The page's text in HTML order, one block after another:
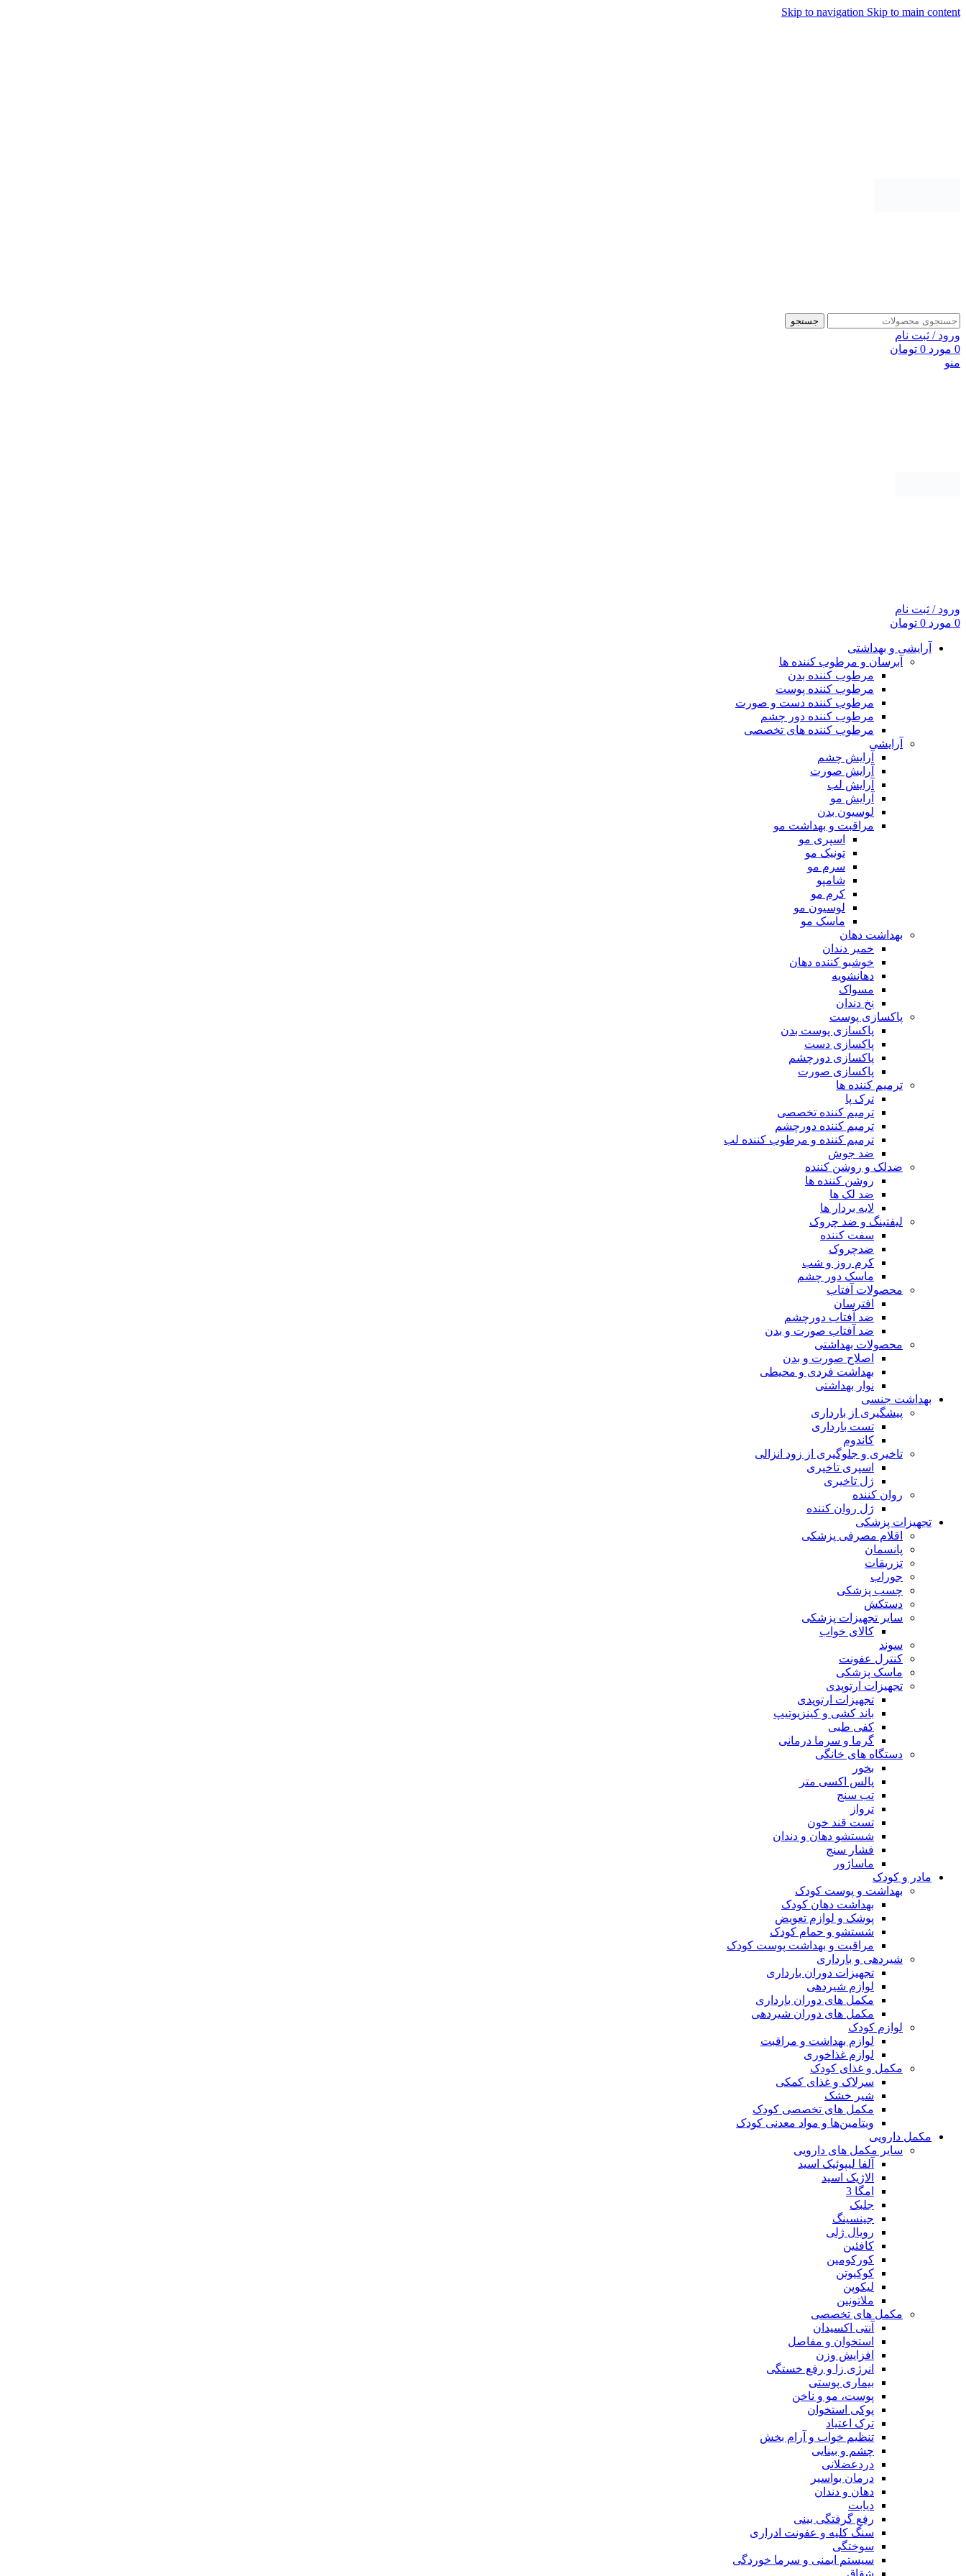
Skip to navigation Skip to main content
جستجو
ورود / ثبت نام
0 مورد 0 تومان
منو
ورود / ثبت نام
0 مورد 0 تومان
آرایشی و بهداشتی
آبرسان و مرطوب کننده ها
مرطوب کننده بدن
مرطوب کننده پوست
مرطوب کننده دست و صورت
مرطوب کننده دور چشم
مرطوب کننده های تخصصی
آرایشی
آرایش چشم
آرایش صورت
آرایش لب
آرایش مو
لوسیون بدن
مراقبت و بهداشت مو
اسپری مو
تونیک مو
سرم مو
شامپو
کرم مو
لوسیون مو
ماسک مو
بهداشت دهان
خمیر دندان
خوشبو کننده دهان
دهانشویه
مسواک
نخ دندان
پاکسازی پوست
پاکسازی پوست بدن
پاکسازی دست
پاکسازی دورچشم
پاکسازی صورت
ترمیم کننده ها
ترک پا
ترمیم کننده تخصصی
ترمیم کننده دورچشم
ترمیم کننده و مرطوب کننده لب
ضد جوش
ضدلک و روشن کننده
روشن کننده ها
ضد لک ها
لایه بردار ها
لیفتینگ و ضد چروک
سفت کننده
ضدچروک
کرم روز و شب
ماسک دور چشم
محصولات آفتاب
افترسان
ضد آفتاب دورچشم
ضد آفتاب صورت و بدن
محصولات بهداشتی
اصلاح صورت و بدن
بهداشت فردی و محیطی
نوار بهداشتی
بهداشت جنسی
پیشگیری از بارداری
تست بارداری
کاندوم
تاخیری و جلوگیری از زود انزالی
اسپری تاخیری
ژل تاخیری
روان کننده
ژل روان کننده
تجهیزات پزشکی
اقلام مصرفی پزشکی
پانسمان
تزریقات
جوراب
چسب پزشکی
دستکش
سایر تجهیزات پزشکی
کالای خواب
سوند
کنترل عفونت
ماسک پزشکی
تجهیزات ارتوپدی
تجهیزات ارتوپدی
باند کشی و کینزیوتیپ
کفی طبی
گرما و سرما درمانی
دستگاه های خانگی
بخور
پالس اکسی متر
تب سنج
ترواز
تست قند خون
شستشو دهان و دندان
فشار سنج
ماساژور
مادر و کودک
بهداشت و پوست کودک
بهداشت دهان کودک
پوشک و لوازم تعویض
شستشو و حمام کودک
مراقبت و بهداشت پوست کودک
شیردهی و بارداری
تجهیزات دوران بارداری
لوازم شیردهی
مکمل های دوران بارداری
مکمل های دوران شیردهی
لوازم کودک
لوازم بهداشت و مراقبت
لوازم غذاخوری
مکمل و غذای کودک
سرلاک و غذای کمکی
شیر خشک
مکمل های تخصصی کودک
ویتامین‌ها و مواد معدنی کودک
مکمل دارویی
سایر مکمل های دارویی
آلفا لیپوئیک اسید
الاژیک اسید
امگا 3
جلبک
جینسینگ
رویال ژلی
کافئین
کورکومین
کوکیوتن
لیکوپن
ملاتونین
مکمل های تخصصی
آنتی اکسیدان
استخوان و مفاصل
افزایش وزن
انرژی زا و رفع خستگی
بیماری پوستی
پوست، مو و ناخن
پوکی استخوان
ترک اعتیاد
تنظیم خواب و آرام بخش
چشم و بینایی
دردعضلانی
درمان بواسیر
دهان و دندان
دیابت
رفع گرفتگی بینی
سنگ کلیه و عفونت ادراری
سوختگی
سیستم ایمنی و سرما خوردگی
شقاق